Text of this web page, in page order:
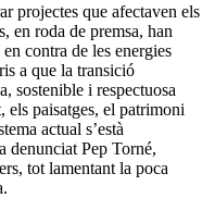
projectes que afectaven els
en roda de premsa, han
contra de les energies
a que la transició
sostenible i respectuosa
els paisatges, el patrimoni
actual s’està
denunciat Pep Torné,
tot lamentant la poca